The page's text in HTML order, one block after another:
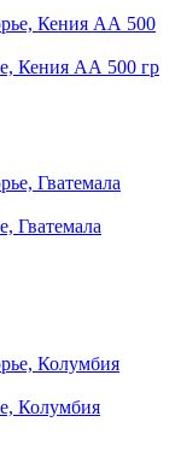
Кения АА 500 гр
Гватемала
Колумбия